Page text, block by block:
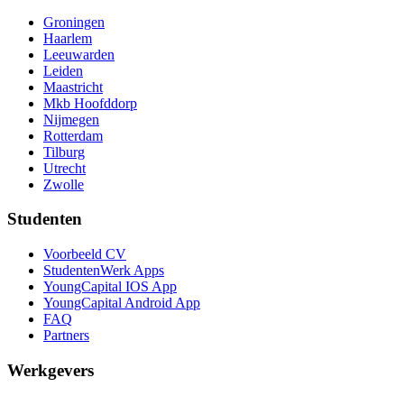
Groningen
Haarlem
Leeuwarden
Leiden
Maastricht
Mkb Hoofddorp
Nijmegen
Rotterdam
Tilburg
Utrecht
Zwolle
Studenten
Voorbeeld CV
StudentenWerk Apps
YoungCapital IOS App
YoungCapital Android App
FAQ
Partners
Werkgevers